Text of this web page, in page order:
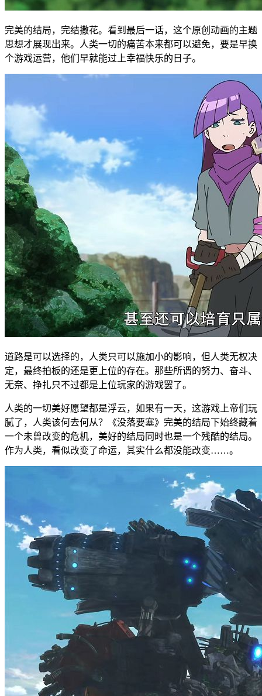
完美的结局，完结撒花。看到最后一话，这个原创动画的主题
思想才展现出来。人类一切的痛苦本来都可以避免，要是早换
个游戏运营，他们早就能过上幸福快乐的日子。
道路是可以选择的，人类只可以施加小的影响，但人类无权决
定，最终拍板的还是更上位的存在。那些所谓的努力、奋斗、
无奈、挣扎只不过都是上位玩家的游戏罢了。
人类的一切美好愿望都是浮云，如果有一天，这游戏上帝们玩
腻了，人类该何去何从？《没落要塞》完美的结局下始终藏着
一个未曾改变的危机，美好的结局同时也是一个残酷的结局。
作为人类，看似改变了命运，其实什么都没能改变……。